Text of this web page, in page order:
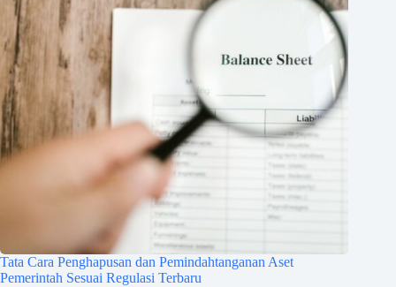
Tata Cara Penghapusan dan Pemindahtanganan Aset
Pemerintah Sesuai Regulasi Terbaru